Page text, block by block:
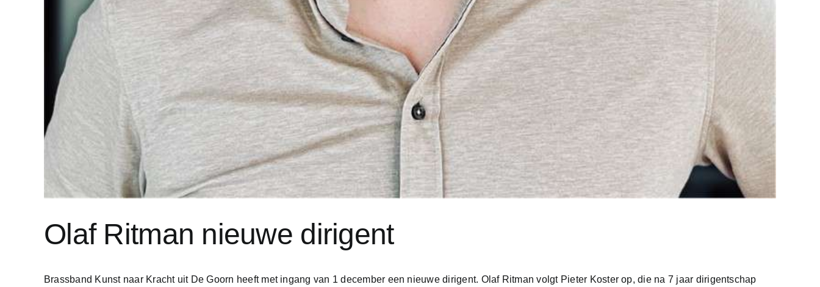
Olaf Ritman nieuwe dirigent
Brassband Kunst naar Kracht uit De Goorn heeft met ingang van 1 december een nieuwe dirigent. Olaf Ritman volgt Pieter Koster op, die na 7 jaar dirigentschap